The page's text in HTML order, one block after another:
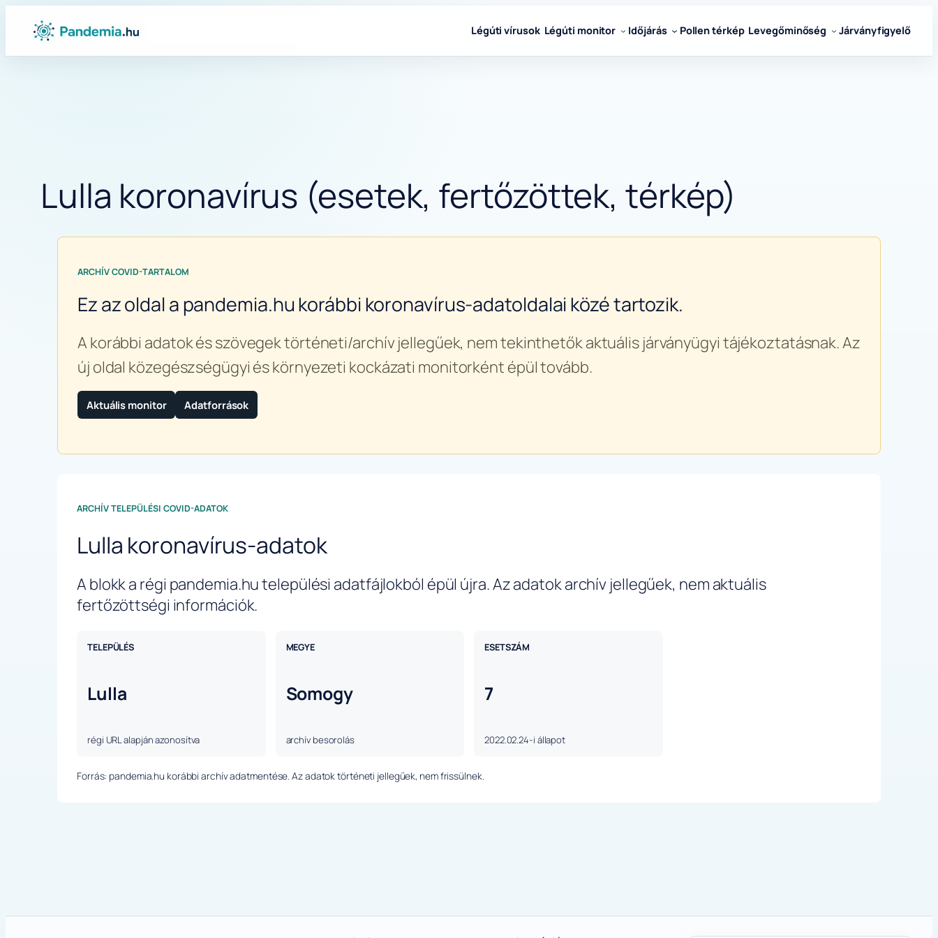
Ugrás
tartalomhoz
Légúti vírusok Légúti monitor Időjárás Pollen térkép Levegőminőség Járványfigyelő
Lulla koronavírus (esetek, fertőzöttek, térkép)
ARCHÍV COVID-TARTALOM
Ez az oldal a pandemia.hu korábbi koronavírus-adatoldalai közé tartozik.
A korábbi adatok és szövegek történeti/archív jellegűek, nem tekinthetők aktuális járványügyi tájékoztatásnak. Az
új oldal közegészségügyi és környezeti kockázati monitorként épül tovább.
Aktuális monitor Adatforrások
ARCHÍV TELEPÜLÉSI COVID-ADATOK
Lulla koronavírus-adatok
A blokk a régi pandemia.hu települési adatfájlokból épül újra. Az adatok archív jellegűek, nem aktuális
fertőzöttségi információk.
TELEPÜLÉS
Lulla
régi URL alapján azonosítva
MEGYE
Somogy
archív besorolás
ESETSZÁM
7
2022.02.24-i állapot
Forrás: pandemia.hu korábbi archív adatmentése. Az adatok történeti jellegűek, nem frissülnek.